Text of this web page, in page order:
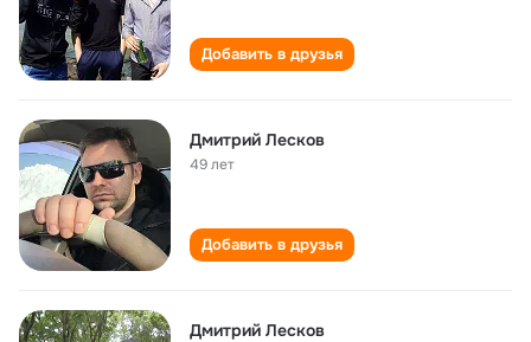
Добавить в друзья
Дмитрий Лесков
49 лет
Добавить в друзья
Дмитрий Лесков